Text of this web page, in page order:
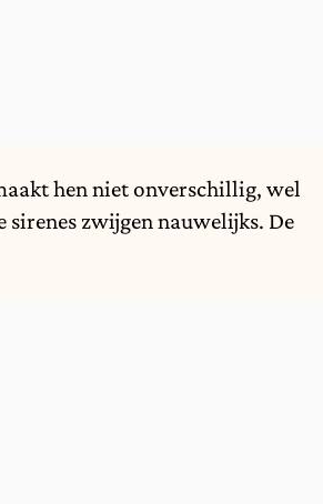
hen niet onverschillig, wel
zwijgen nauwelijks. De